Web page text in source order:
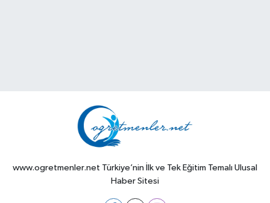
www.ogretmenler.net Türkiye’nin İlk ve Tek Eğitim Temalı Ulusal
Haber Sitesi